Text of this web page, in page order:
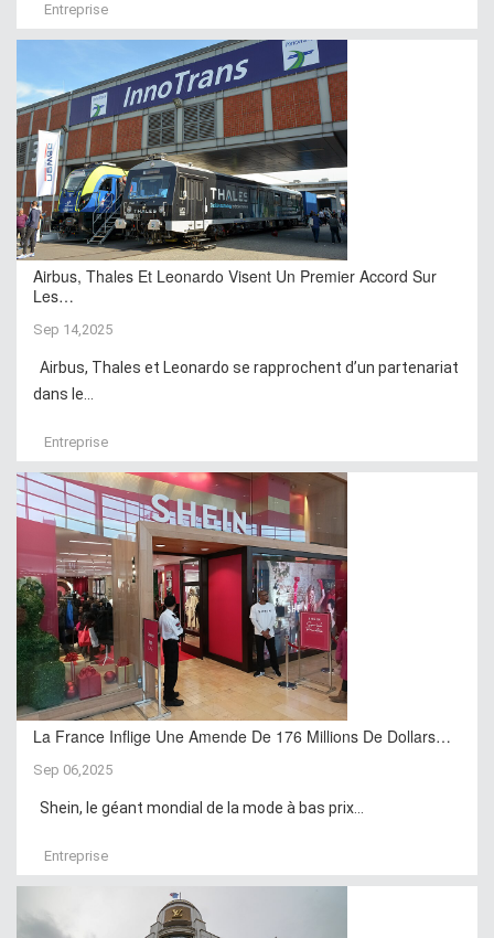
Entreprise
Airbus, Thales Et Leonardo Visent Un Premier Accord Sur
Les…
Sep 14,2025
Airbus, Thales et Leonardo se rapprochent d’un partenariat
dans le...
Entreprise
La France Inflige Une Amende De 176 Millions De Dollars…
Sep 06,2025
Shein, le géant mondial de la mode à bas prix...
Entreprise